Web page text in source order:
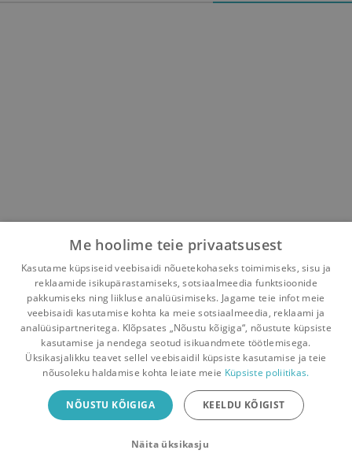
Pealehele Ostukorv Sõnumid Teated Konto
Raamatuvahetuse mobiiliäpp
Vaheta raamatuid veelgi mugavamalt!
Me hoolime teie privaatsusest
Kasutame küpsiseid veebisaidi nõuetekohaseks toimimiseks, sisu ja
reklaamide isikupärastamiseks, sotsiaalmeedia funktsioonide
pakkumiseks ning liikluse analüüsimiseks. Jagame teie infot meie
veebisaidi kasutamise kohta ka meie sotsiaalmeedia, reklaami ja
analüüsipartneritega. Klõpsates „Nõustu kõigiga“, nõustute küpsiste
kasutamise ja nendega seotud isikuandmete töötlemisega.
Üksikasjalikku teavet sellel veebisaidil küpsiste kasutamise ja teie
nõusoleku haldamise kohta leiate meie Küpsiste poliitikas.
NÕUSTU KÕIGIGA KEELDU KÕIGIST
Näita üksikasju